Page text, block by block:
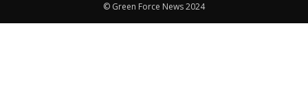
© Green Force News 2024